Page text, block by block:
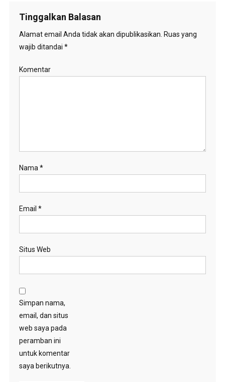
Tinggalkan Balasan
Alamat email Anda tidak akan dipublikasikan. Ruas yang
wajib ditandai *
Komentar
Nama *
Email *
Situs Web
Simpan nama,
email, dan situs
web saya pada
peramban ini
untuk komentar
saya berikutnya.